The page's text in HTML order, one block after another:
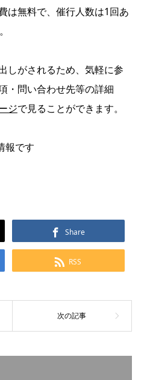
は無料で、催行人数は1回あ
しがされるため、気軽に参
・問い合わせ先等の詳細
ジで見ることができます。
報です
Share
RSS